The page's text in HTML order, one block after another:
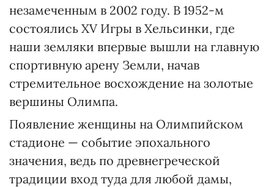
незамеченным в 2002 году. В 1952-м
состоялись XV Игры в Хельсинки, где
наши земляки впервые вышли на главную
спортивную арену Земли, начав
стремительное восхождение на золотые
вершины Олимпа.
Появление женщины на Олимпийском
стадионе — событие эпохального
значения, ведь по древнегреческой
традиции вход туда для любой дамы,